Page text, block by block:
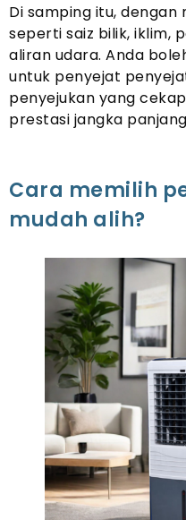
Di samping itu,
seperti saiz bilik, iklim,
aliran udara. Anda
untuk penyejat
penyejukan yang
prestasi jangka
Cara memilih
mudah alih?